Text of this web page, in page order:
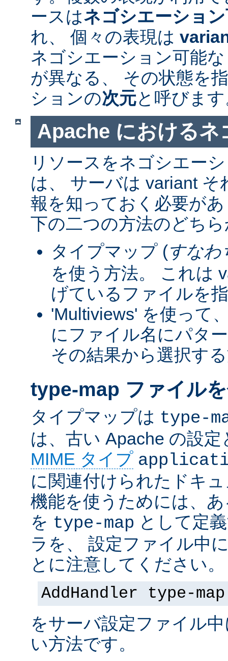
ースはネゴシエーショ
れ、 個々の表現は
ネゴシエーション可能
が異なる、 その状態を
ションの次元と呼びま
Apache におけるネ
リソースをネゴシエー
は、 サーバは variant
報を知っておく必要が
下の二つの方法のどち
タイプマップ (すなわ
を使う方法。 これは
げているファイルを
'Multiviews' を使って
にファイル名にパタ
その結果から選択す
type-map ファイル
タイプマップは type-
は、古い Apache の設
MIME タイプ
に関連付けられたドキ
機能を使うためには、
を type-map として定
ラを、 設定ファイル中
とに注意してください
AddHandler type-
をサーバ設定ファイル
い方法です。